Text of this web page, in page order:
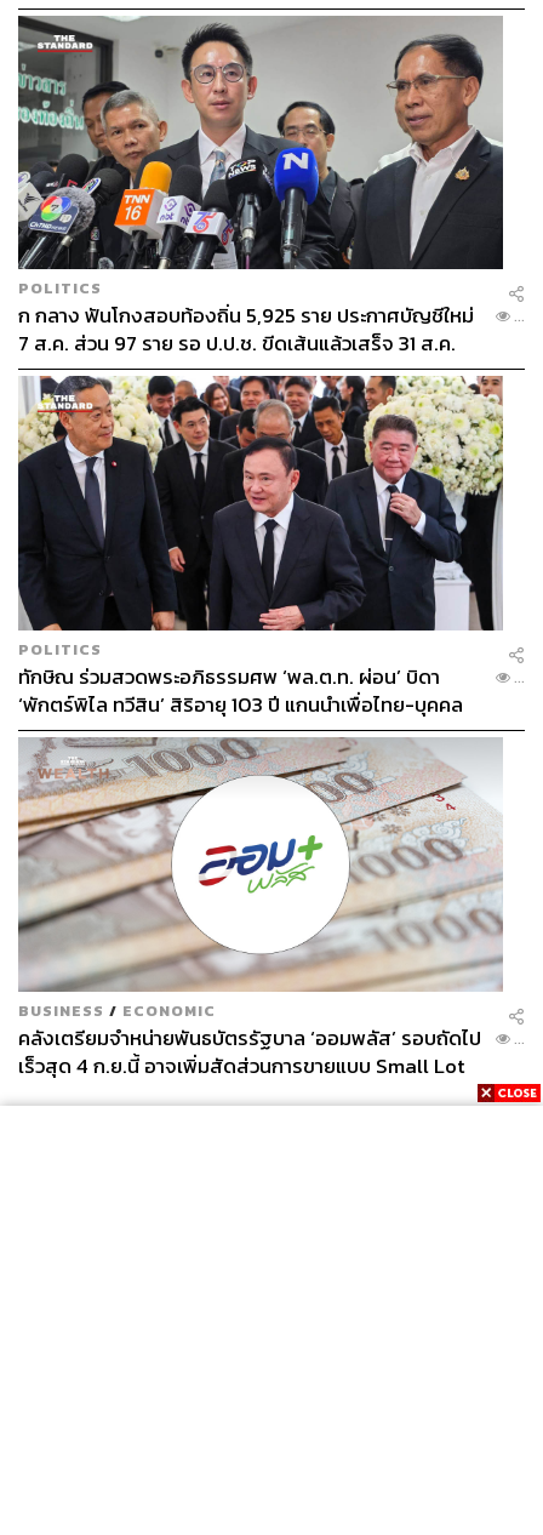
เตรียมนำ พ.ร.ก. ต่างด้าว เข้าหารือที่ประชุมวิป สนช. พรุ่งนี้
ด้านนายแพทย์เจตน์ ศิรธรานนท์โฆษกคณะกรรมการ
วิสามัญกิจการสภานิติบัญญัติแห่งชาติ หรือ วิป สนช. เปิดเผย
ภายหลังการประชุมคณะกรรมการประสานงานสภา
นิติบัญญัติแห่งชาติ หรือวิปรัฐบาล ว่าเตรียมนำพระราช
กำหนดบริหารจัดการแรงงานต่างด้าว พ.ศ. 2560 เข้าหารือ
ในที่ประชุมวิป สนช. ในวันพรุ่งนี้ ก่อนจะบรรจุเข้าสู่วาระการ
ประชุม สนช. เพื่อออกเป็นพระราชบัญญัติต่อไป
พร้อมยืนยัน กฎหมายฉบับดังกล่าวไม่ได้เลี่ยงมาตรา 77 ที่
ต้องรับฟังความเห็นจากประชาชน แต่เป็นเรื่องเร่งด่วนของ
รัฐบาลเกี่ยวกับความมั่นคงทางเศรษฐกิจ และการออกพระ
ราชกำหนดเป็นอำนาจของรัฐบาลที่จะทำได้
ความเห็นและปฏิกิริยาจากรัฐในรอบวันก็ออกมาเป็น
ระลอก เพื่อเร่งแก้ปมปัญหาที่อาจจะบานปลายไปมากกว่านี้
กรอบเวลา 120 วันที่ขยายออกไปจะใช่เวลาที่เพียงพอต่อการ
แก้ไขปัญหานี้หรือไม่ และอนาคตความยั่งยืนของปัญหานี้จะ
เป็นไปในทิศทางใด คำตอบจากการใช้กฎหมายจะใช่หนทาง
เดียวที่แก้ปมเรื่องนี้ได้จบ หรือกำลังเกิดเป็นปัญหาใหม่ให้ตาม
แก้ คงต้องรอดูว่ามาตรา 44 จะมีรายละเอียดที่ตอบโจทย์
สถานการณ์นี้อย่างไร
TAGS: คสช. Economy ประยุทธ์ จันทร์โอชา
สนช.
ม.44
พ.ร.ก. ต่างด้าว
แรงงานต่างด้าว
ประวิตร วงษ์สุวรรณ
POLITICS
ก กลาง ฟันโกงสอบท้องถิ่น 5,925 ราย ประกาศบัญชีใหม่
7 ส.ค. ส่วน 97 ราย รอ ป.ป.ช. ขีดเส้นแล้วเสร็จ 31 ส.ค.
...
POLITICS
ทักษิณ ร่วมสวดพระอภิธรรมศพ ‘พล.ต.ท. ผ่อน’ บิดา
‘พักตร์พิไล ทวีสิน’ สิริอายุ 103 ปี แกนนำเพื่อไทย-บุคคล
หลากวงการร่วมอาลัย
...
BUSINESS / ECONOMIC
คลังเตรียมจำหน่ายพันธบัตรรัฐบาล ‘ออมพลัส’ รอบถัดไป
เร็วสุด 4 ก.ย.นี้ อาจเพิ่มสัดส่วนการขายแบบ Small Lot
...